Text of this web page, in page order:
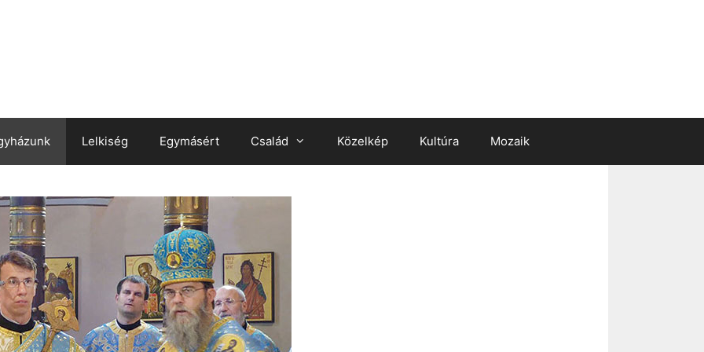
Lelkiség Egymásért Család Közelkép Kultúra Mozaik